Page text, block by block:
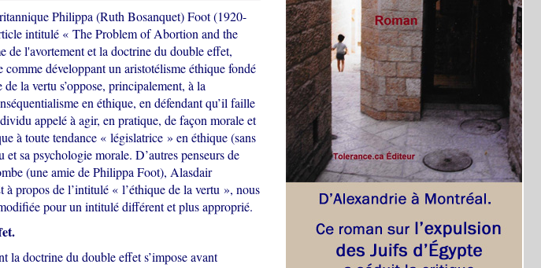
Philippa (Ruth Bosanquet) Foot (1920-
intitulé « The Problem of Abortion and the
l'avortement et la doctrine du double effet,
développant un aristotélisme éthique fondé
la vertu s’oppose, principalement, à la
en éthique, en défendant qu’il faille
appelé à agir, en pratique, de façon morale et
à toute tendance « législatrice » en éthique (sans
sa psychologie morale. D’autres penseurs de
(une amie de Philippa Foot), Alasdair
propos de l’intitulé « l’éthique de la vertu », nous
pour un intitulé différent et plus approprié.
la doctrine du double effet s’impose avant